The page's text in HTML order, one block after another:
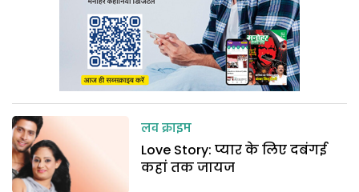
लव क्राइम
Love Story: प्यार के लिए दबंगई
कहां तक जायज